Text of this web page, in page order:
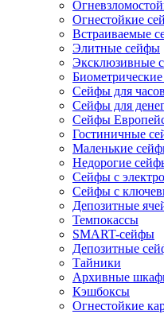
Огнестойкие
Встраиваемые
Элитные сейфы
Эксклюзивные
Сейфы для часов
Сейфы для
Сейфы
Гостиничные
Маленькие
Недорогие
Сейфы с
Сейфы с
Депозитные
Темпокассы
SMART-сейфы
Депозитные
Тайники
Архивные
Кэшбоксы
Огнестойкие